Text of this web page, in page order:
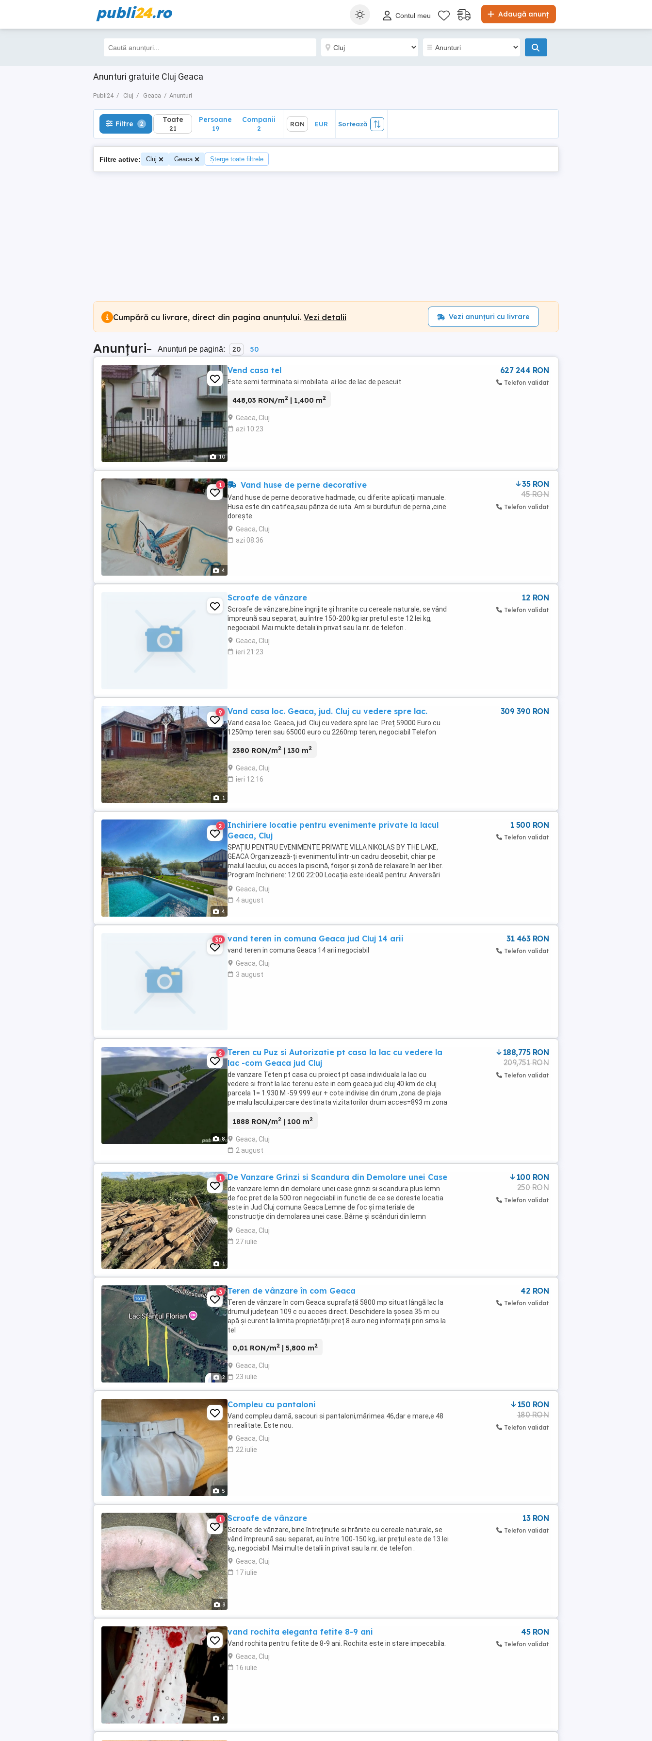
publi24.ro Adaugă anunț
Contul meu
Anunturi gratuite Cluj Geaca
Publi24 Cluj Geaca Anunturi
Filtre 2 Toate
21
Sortează
Filtre 2 Toate
21
Persoane
19
Companii
2
RON EUR Sortează
Filtre active: Cluj Geaca Șterge toate filtrele
Cumpără cu livrare, direct din pagina anunțului. Vezi detalii Vezi anunțuri cu livrare
Anunțuri– Anunțuri pe pagină: 20 50
10
Vend casa tel
Este semi terminata si mobilata .ai loc de lac de pescuit
448,03 RON/m2 | 1,400 m2
Geaca, Cluj
azi 10:23
627 244 RON
Telefon validat
4
1 Vand huse de perne decorative
Vand huse de perne decorative hadmade, cu diferite aplicații manuale.
Husa este din catifea,sau pânza de iuta. Am si burdufuri de perna ,cine
dorește.
Geaca, Cluj
azi 08:36
35 RON
45 RON
Telefon validat
Scroafe de vânzare
Scroafe de vânzare,bine îngrijite și hranite cu cereale naturale, se vând
împreună sau separat, au între 150-200 kg iar pretul este 12 lei kg,
negociabil. Mai mukte detalii în privat sau la nr. de telefon .
Geaca, Cluj
ieri 21:23
12 RON
Telefon validat
1
9 Vand casa loc. Geaca, jud. Cluj cu vedere spre lac.
Vand casa loc. Geaca, jud. Cluj cu vedere spre lac. Preț 59000 Euro cu
1250mp teren sau 65000 euro cu 2260mp teren, negociabil Telefon
2380 RON/m2 | 130 m2
Geaca, Cluj
ieri 12:16
309 390 RON
4
2
Inchiriere locatie pentru evenimente private la lacul
Geaca, Cluj
SPAȚIU PENTRU EVENIMENTE PRIVATE VILLA NIKOLAS BY THE LAKE,
GEACA Organizează-ți evenimentul într-un cadru deosebit, chiar pe
malul lacului, cu acces la piscină, foișor și zonă de relaxare în aer liber.
Program închiriere: 12:00 22:00 Locația este ideală pentru: Aniversări
Zile de naștere ...
Geaca, Cluj
4 august
1 500 RON
Telefon validat
30 vand teren in comuna Geaca jud Cluj 14 arii
vand teren in comuna Geaca 14 arii negociabil
Geaca, Cluj
3 august
31 463 RON
Telefon validat
8
2
Teren cu Puz si Autorizatie pt casa la lac cu vedere la
lac -com Geaca jud Cluj
de vanzare Teten pt casa cu proiect pt casa individuala la lac cu
vedere si front la lac terenu este in com geaca jud cluj 40 km de cluj
parcela 1= 1.930 M -59.999 eur + cote indivise din drum ,zona de plaja
pe malu lacului,parcare destinata vizitatorilor drum acces=893 m zona
1888 RON/m2 | 100 m2
Geaca, Cluj
2 august
188,775 RON
209,751 RON
Telefon validat
1
1 De Vanzare Grinzi si Scandura din Demolare unei Case
de vanzare lemn din demolare unei case grinzi si scandura plus lemn
de foc pret de la 500 ron negociabil in functie de ce se doreste locatia
este in Jud Cluj comuna Geaca Lemne de foc și materiale de
construcție din demolarea unei case. Bârne și scânduri din lemn
reciclat, ideale pentru proiecte ...
Geaca, Cluj
27 iulie
100 RON
250 RON
Telefon validat
2
3 Teren de vânzare în com Geaca
Teren de vânzare în com Geaca suprafață 5800 mp situat lângă lac la
drumul județean 109 c cu acces direct. Deschidere la șosea 35 m cu
apă și curent la limita proprietății preț 8 euro neg informații prin sms la
tel
0,01 RON/m2 | 5,800 m2
Geaca, Cluj
23 iulie
42 RON
Telefon validat
5
Compleu cu pantaloni
Vand compleu damă, sacouri si pantaloni,mărimea 46,dar e mare,e 48
în realitate. Este nou.
Geaca, Cluj
22 iulie
150 RON
180 RON
Telefon validat
3
1 Scroafe de vânzare
Scroafe de vânzare, bine întreținute si hrănite cu cereale naturale, se
vând împreună sau separat, au între 100-150 kg, iar prețul este de 13 lei
kg, negociabil. Mai multe detalii în privat sau la nr. de telefon .
Geaca, Cluj
17 iulie
13 RON
Telefon validat
4
vand rochita eleganta fetite 8-9 ani
Vand rochita pentru fetite de 8-9 ani. Rochita este in stare impecabila.
Geaca, Cluj
16 iulie
45 RON
Telefon validat